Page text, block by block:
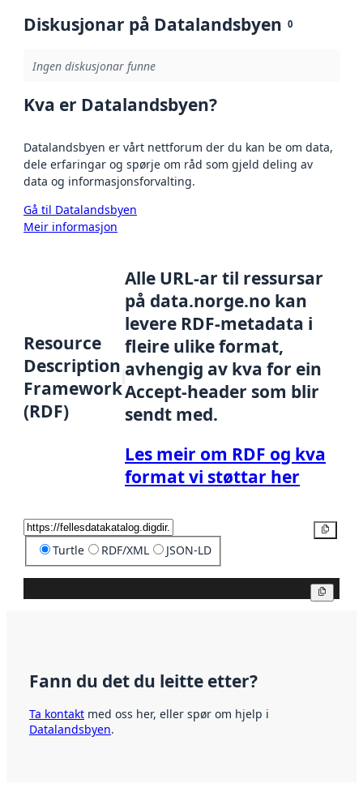
Diskusjonar på Datalandsbyen 0
Ingen diskusjonar funne
Kva er Datalandsbyen?
Datalandsbyen er vårt nettforum der du kan be om data,
dele erfaringar og spørje om råd som gjeld deling av
data og informasjonsforvalting.
Gå til Datalandsbyen
Meir informasjon
Resource
Description
Framework
(RDF)
Alle URL-ar til ressursar
på data.norge.no kan
levere RDF-metadata i
fleire ulike format,
avhengig av kva for ein
Accept-header som blir
sendt med.
Les meir om RDF og kva
format vi støttar her
Turtle RDF/XML JSON-LD
Fann du det du leitte etter?
Ta kontakt med oss her, eller spør om hjelp i
Datalandsbyen.